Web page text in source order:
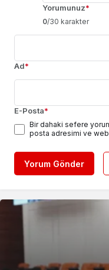
Yorumunuz*
0/30 karakter
Ad*
E-Posta*
Bir dahaki sefere
posta adresimi ve web
Yorum Gönder